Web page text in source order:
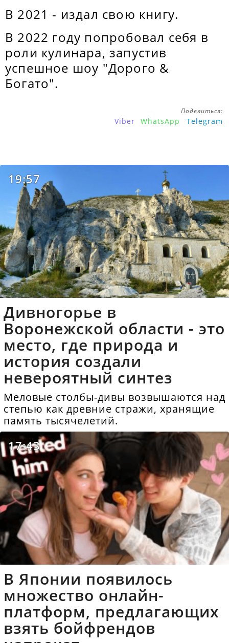
В 2021 - издал свою книгу.
В 2022 году попробовал себя в
роли кулинара, запустив
успешное шоу "Дорого &
Богато".
Поделиться:
Viber WhatsApp Telegram
19:57
Дивногорье в
Воронежской области - это
место, где природа и
история создали
невероятный синтез
Меловые столбы-дивы возвышаются над
степью как древние стражи, хранящие
память тысячелетий.
17:43
В Японии появилось
множество онлайн-
платформ, предлагающих
взять бойфрендов